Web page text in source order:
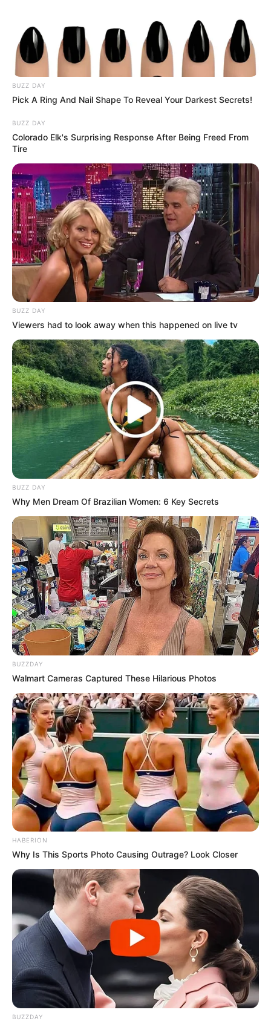
BUZZ DAY
Pick A Ring And Nail Shape To Reveal Your Darkest Secrets!
BUZZ DAY
Colorado Elk's Surprising Response After Being Freed From
Tire
BUZZ DAY
Viewers had to look away when this happened on live tv
BUZZ DAY
Why Men Dream Of Brazilian Women: 6 Key Secrets
BUZZDAY
Walmart Cameras Captured These Hilarious Photos
HABERION
Why Is This Sports Photo Causing Outrage? Look Closer
BUZZDAY